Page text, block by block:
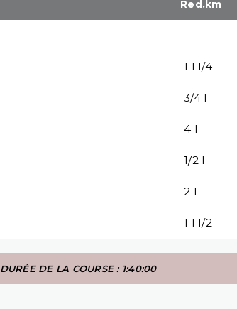
Red.km
-
1 l 1/4
3/4 l
4 l
1/2 l
2 l
1 l 1/2
DURÉE DE LA COURSE : 1:40:00